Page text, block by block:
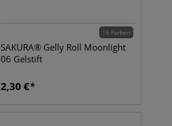
15 Farben
SAKURA® Gelly Roll Moonlight
06 Gelstift
2,30 €